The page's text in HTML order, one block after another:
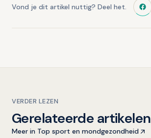
Vond je dit artikel nuttig? Deel het.
VERDER LEZEN
Gerelateerde artikelen
Meer in Top sport en mondgezondheid